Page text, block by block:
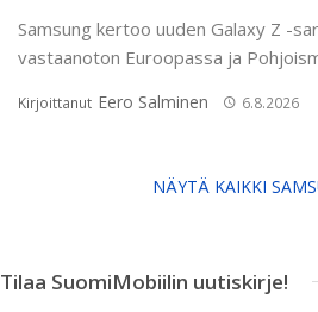
Samsung kertoo uuden Galaxy Z -
vastaanoton Euroopassa ja
Kirjoittanut Eero Salminen 6.8.2026
NÄYTÄ KAIKKI
Tilaa SuomiMobiilin uutiskirje!